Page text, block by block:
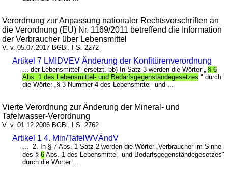
Verordnung zur Anpassung nationaler Rechtsvorschriften an
die Verordnung (EU) Nr. 1169/2011 betreffend die Information
der Verbraucher über Lebensmittel
V. v. 05.07.2017 BGBl. I S. 2272
Artikel 7 LMIDVEV Änderung der Konfitürenverordnung
... der Lebensmittel" ersetzt. bb) In Satz 3 werden die Wörter „ § 6
Abs. 1 des Lebensmittel- und Bedarfsgegenständegesetzes " durch
die Wörter „§ 3 Nummer 4 des Lebensmittel- und ...
Vierte Verordnung zur Änderung der Mineral- und
Tafelwasser-Verordnung
V. v. 01.12.2006 BGBl. I S. 2762
Artikel 1 4. Min/TafelWVÄndV
... 2. In § 7 Abs. 1 Satz 2 werden die Wörter „Verbraucher im Sinne
des §6 Abs. 1 des Lebensmittel- und Bedarfsgegenständegesetzes"
durch die Wörter ...